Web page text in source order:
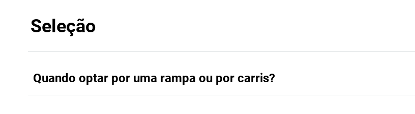
Seleção
Quando optar por uma rampa ou por carris?